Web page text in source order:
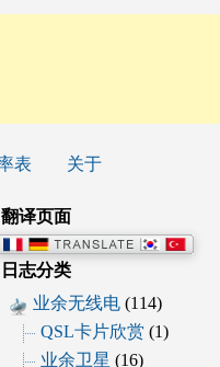
表 关于
翻译页面
日志分类
业余无线电 (114)
QSL卡片欣赏 (1)
业余卫星 (16)